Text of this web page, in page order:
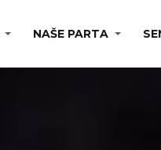
NAŠE PARTA